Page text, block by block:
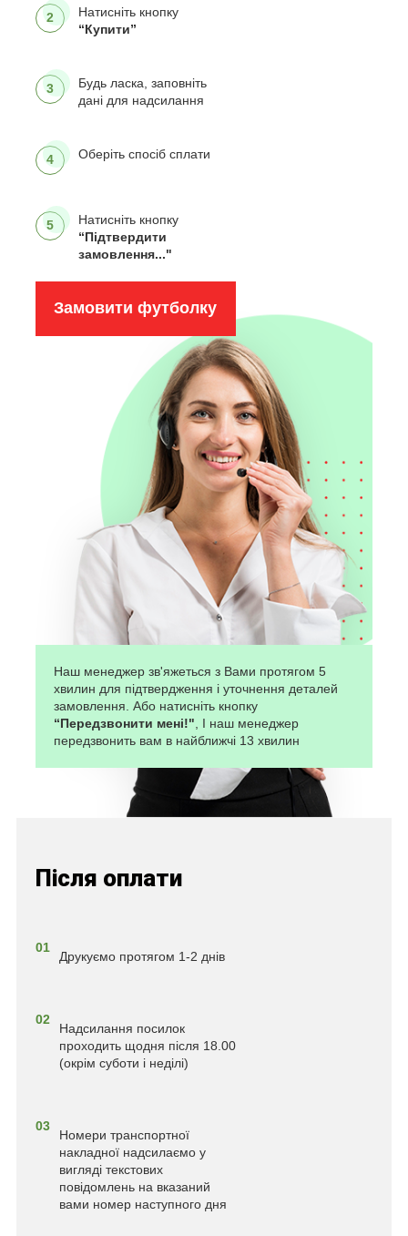
2
Натисніть кнопку
“Купити”
3
Будь ласка, заповніть
дані для надсилання
4 Оберіть спосіб сплати
5
Натисніть кнопку
“Підтвердити
замовлення..."
Замовити футболку
Наш менеджер зв'яжеться з Вами протягом 5
хвилин для підтвердження і уточнення деталей
замовлення. Або натисніть кнопку
“Передзвонити мені!", І наш менеджер
передзвонить вам в найближчі 13 хвилин
Після оплати
01
Друкуємо протягом 1-2 днів
02
Надсилання посилок
проходить щодня після 18.00
(окрім суботи і неділі)
03
Номери транспортної
накладної надсилаємо у
вигляді текстових
повідомлень на вказаний
вами номер наступного дня